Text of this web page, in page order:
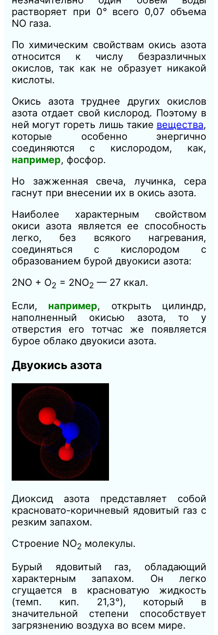
растворяет при 0° всего 0,07 объема
NO газа.
По химическим свойствам окись азота
относится к числу безразличных
окислов, так как не образует никакой
кислоты.
Окись азота труднее других окислов
азота отдает свой кислород. Поэтому в
ней могут гореть лишь такие вещества,
которые особенно энергично
соединяются с кислородом, как,
например, фосфор.
Но зажженная свеча, лучинка, сера
гаснут при внесении их в окись азота.
Наиболее характерным свойством
окиси азота является ее способность
легко, без всякого нагревания,
соединяться с кислородом с
образованием бурой двуокиси азота:
2NO + О2 = 2NO2 — 27 ккал.
Если, например, открыть цилиндр,
наполненный окисью азота, то у
отверстия его тотчас же появляется
бурое облако двуокиси азота.
Двуокись азота
Диоксид азота представляет собой
красновато-коричневый ядовитый газ с
резким запахом.
Строение NO2 молекулы.
Бурый ядовитый газ, обладающий
характерным запахом. Он легко
сгущается в красноватую жидкость
(темп. кип. 21,3°), который в
значительной степени способствует
загрязнению воздуха во всем мире.